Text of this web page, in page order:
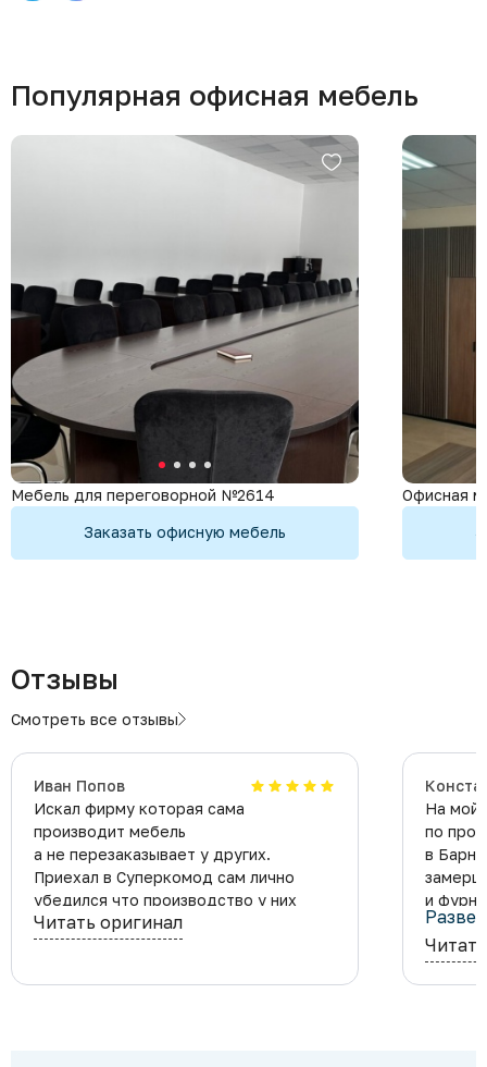
Популярная офисная мебель
Мебель для переговорной №2614
Заказать офисную мебель
Офисная
Отзывы
Смотреть все отзывы
​Иван Попов
Искал фирму которая сама
производит мебель
а не перезаказывает у других.
Приехал в Суперкомод сам лично
убедился что производство у них
своё, показали мне цех, просчитали
проект кухни.
Читать оригинал
На мой
по
в
и
Очень